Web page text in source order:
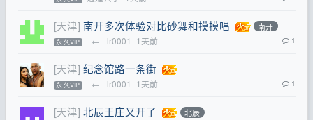
[天津] 南开多次体验对比砂舞和摸摸唱 南开
永.久VIP ← lr0001 1天前 1
[天津] 纪念馆路一条街
永.久VIP ← lr0001 1天前 1
[天津] 北辰王庄又开了 北辰